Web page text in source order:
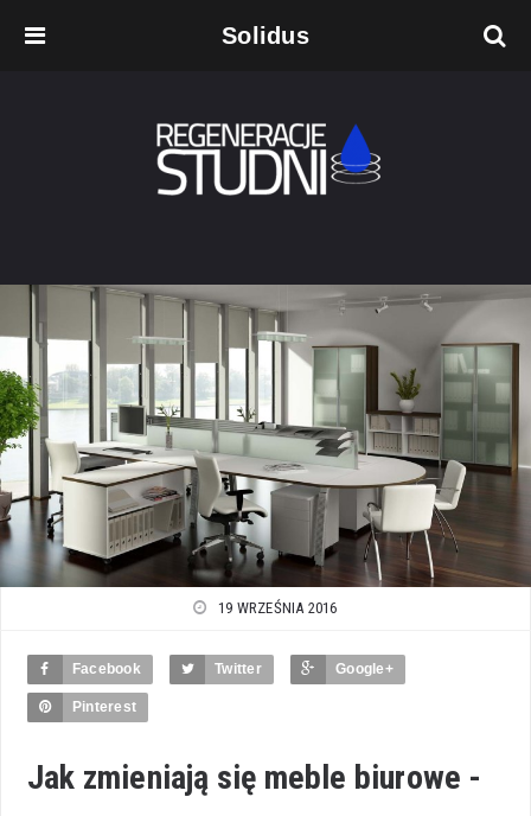
Solidus
19 WRZEŚNIA 2016
Facebook Twitter Google+
Pinterest
Jak zmieniają się meble biurowe -